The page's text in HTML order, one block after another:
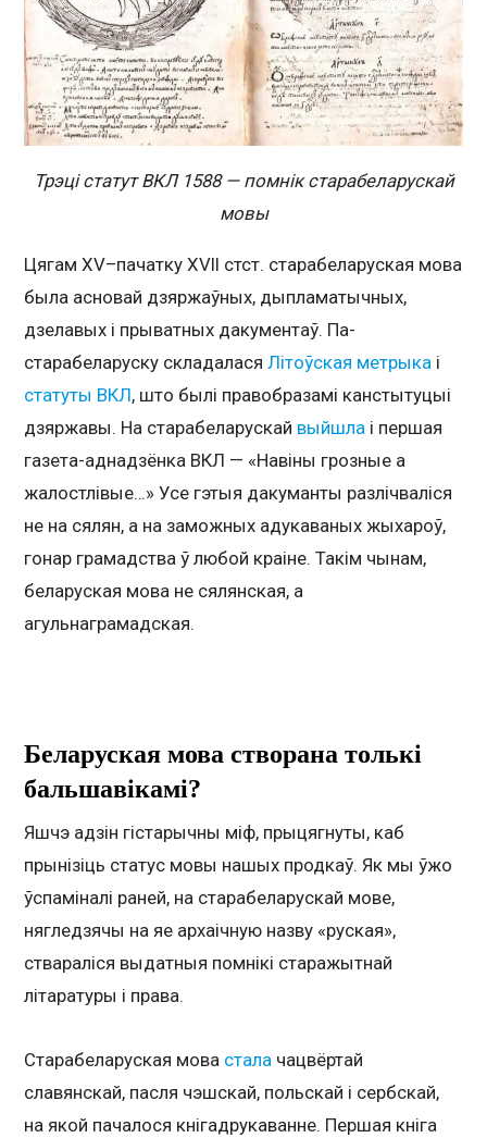
Трэці статут ВКЛ 1588 — помнік старабеларускай
мовы
Цягам XV–пачатку XVII стст. старабеларуская мова
была асновай дзяржаўных, дыпламатычных,
дзелавых і прыватных дакументаў. Па-
старабеларуску складаласяЛітоўская метрыка і
статуты ВКЛ, што былі правобразамі канстытуцыі
дзяржавы. На старабеларускай выйшла і першая
газета-аднадзёнка ВКЛ — «Навіны грозные а
жалостлівые…» Усе гэтыя дакуманты разлічваліся
не на сялян, а на заможных адукаваных жыхароў,
гонар грамадства ў любой краіне. Такім чынам,
беларуская мова не сялянская, а
агульнаграмадская.
Беларуская мова створана толькі
бальшавікамі?
Яшчэ адзін гістарычны міф, прыцягнуты, каб
прынізіць статус мовы нашых продкаў. Як мы ўжо
ўспаміналі раней, на старабеларускай мове,
нягледзячы на яе архаічную назву «руская»,
ствараліся выдатныя помнікі старажытнай
літаратуры і права.
Старабеларуская мова стала чацвёртай
славянскай, пасля чэшскай, польскай і сербскай,
на якой пачалося кнігадрукаванне. Першая кніга